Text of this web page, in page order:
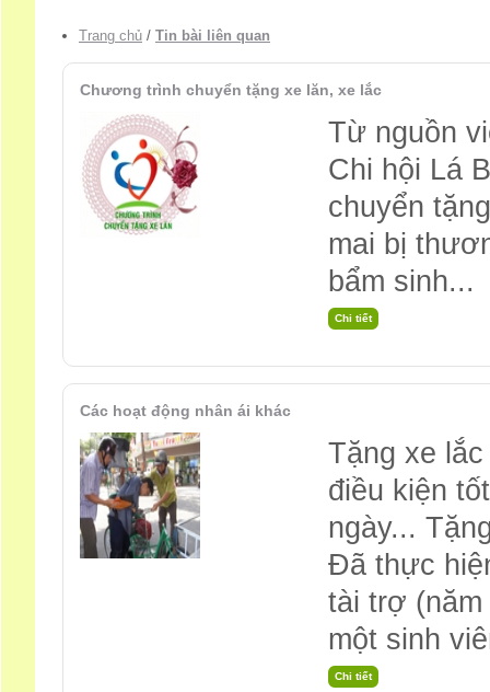
Trang chủ / Tin bài liên quan
Chương trình chuyển tặng xe lăn, xe lắc
Từ nguồn
Chi hội Lá
chuyển
mai bị
bẩm sinh...
Các hoạt động nhân ái khác
Tặng xe
điều kiện
ngày...
Đã thực
tài trợ (năm
một sinh